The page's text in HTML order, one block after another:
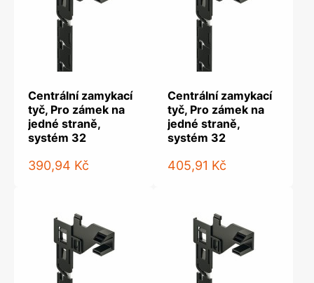
Centrální zamykací
tyč, Pro zámek na
jedné straně,
systém 32
390,94 Kč
Centrální zamykací
tyč, Pro zámek na
jedné straně,
systém 32
405,91 Kč